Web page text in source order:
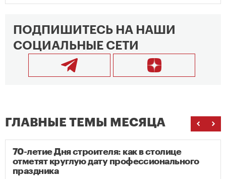
ПОДПИШИТЕСЬ НА НАШИ
СОЦИАЛЬНЫЕ СЕТИ
ГЛАВНЫЕ ТЕМЫ МЕСЯЦА
70-летие Дня строителя: как в столице
отметят круглую дату профессионального
праздника